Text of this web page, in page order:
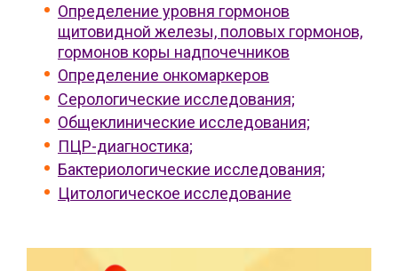
Определение уровня гормонов
щитовидной железы, половых гормонов,
гормонов коры надпочечников
Определение онкомаркеров
Серологические исследования;
Общеклинические исследования;
ПЦР-диагностика;
Бактериологические исследования;
Цитологическое исследование